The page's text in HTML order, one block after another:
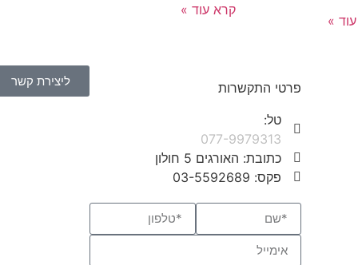
»
קרא עוד »
ליצירת קשר
פרטי התקשרות
טל:
077-9979313
כתובת: האורגים 5 חולון
פקס: 03-5592689